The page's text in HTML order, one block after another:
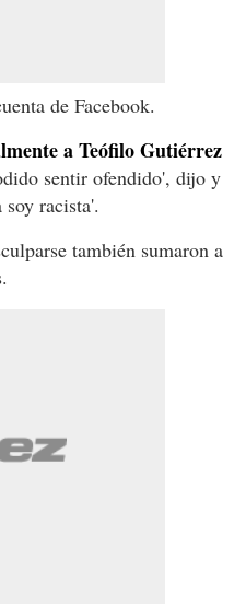
de Facebook.
a Teófilo Gutiérrez
sentir ofendido', dijo y
racista'.
también sumaron a